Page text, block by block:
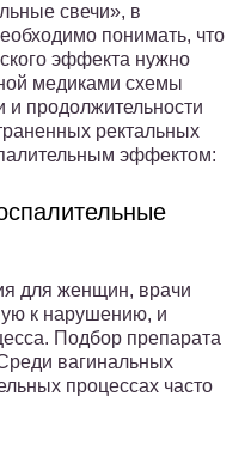
свечи», в
понимать, что
эффекта нужно
медиками схемы
и продолжительности
ректальных
эффектом:
для женщин, врачи
к нарушению, и
Подбор препарата
вагинальных
процессах часто